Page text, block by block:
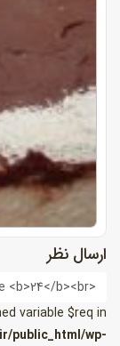
ارسال نظر
variable $req in
public_html/wp-